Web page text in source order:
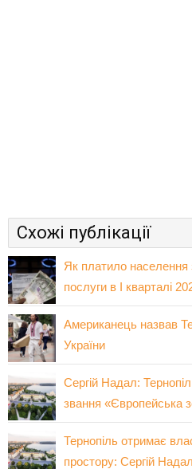
Схожі публікації
Як платило населення
послуги в І кварталі
Американець назвав
України
Сергій Надал:
звання «Європейська
Тернопіль отримає
простору: Сергій Надал